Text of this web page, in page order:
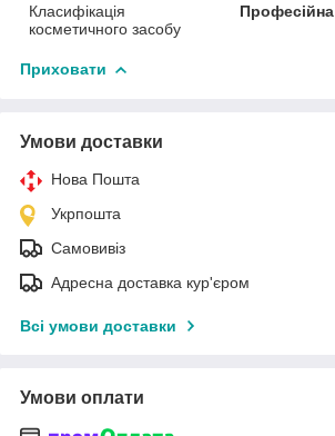
Класифікація
косметичного засобу
Професійна
Приховати
Умови доставки
Нова Пошта
Укрпошта
Самовивіз
Адресна доставка кур'єром
Всі умови доставки
Умови оплати